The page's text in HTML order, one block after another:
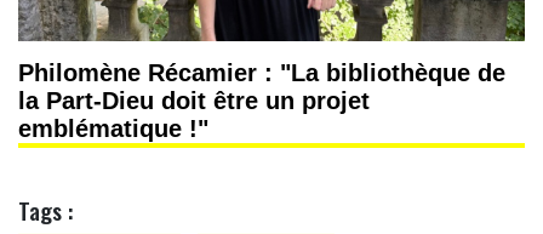
Philomène Récamier : "La bibliothèque de
la Part-Dieu doit être un projet
emblématique !"
Tags :